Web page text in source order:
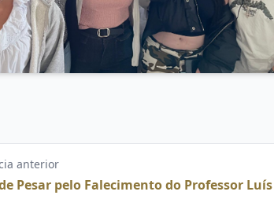
anterior
Pesar pelo Falecimento do Professor Luís